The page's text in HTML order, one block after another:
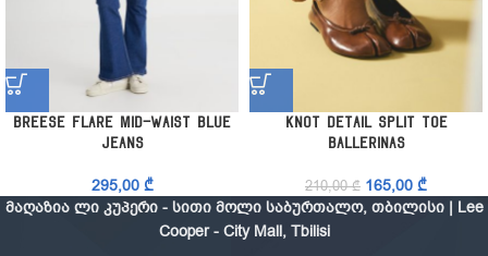
Breese Flare Mid-Waist Blue
Jeans
295,00 ₾
Knot Detail Split Toe
Ballerinas
210,00₾ 165,00 ₾
მაღაზია ლი კუპერი - სითი მოლი საბურთალო, თბილისი | Lee
Cooper - City Mall, Tbilisi